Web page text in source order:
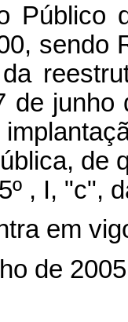
Público
sendo
de junho
de
, I, "c",
em
de